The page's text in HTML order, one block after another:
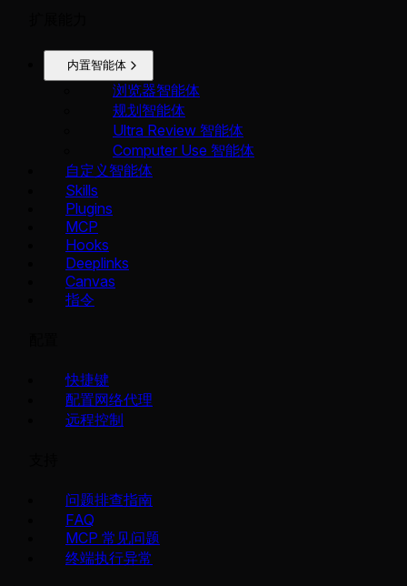
内置智能体
浏览器智能体
规划智能体
Ultra Review 智能体
Computer Use 智能体
自定义智能体
Skills
Plugins
MCP
Hooks
Deeplinks
Canvas
指令
快捷键
配置网络代理
远程控制
问题排查指南
FAQ
MCP 常见问题
终端执行异常